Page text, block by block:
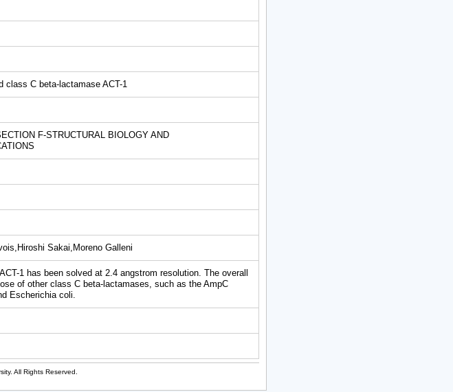
class C beta-lactamase ACT-1
F-STRUCTURAL BIOLOGY AND
Sakai,Moreno Galleni
1 has been solved at 2.4 angstrom resolution. The overall
of other class C beta-lactamases, such as the AmpC
Escherichia coli.
All Rights Reserved.